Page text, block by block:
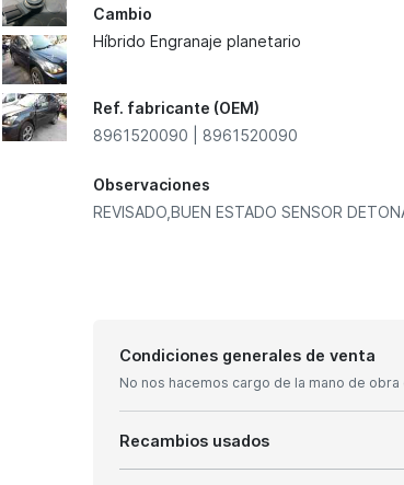
Cambio
Híbrido Engranaje planetario
Ref. fabricante (OEM)
8961520090 | 8961520090
Observaciones
REVISADO,BUEN ESTADO SENSOR
Condiciones generales de venta
No nos hacemos cargo de la mano de
Recambios usados